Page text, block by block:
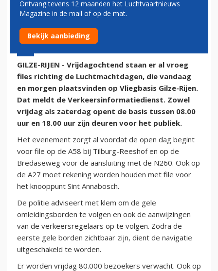
ZORGEN AL VOOR FILES
20 juni 2014 - 10:33 | Door:
GILZE-RIJEN - Vrijdagochtend staan er al vroeg
files richting de Luchtmachtdagen, die vandaag
en morgen plaatsvinden op Vliegbasis Gilze-Rijen.
Dat meldt de Verkeersinformatiedienst. Zowel
vrijdag als zaterdag opent de basis tussen 08.00
uur en 18.00 uur zijn deuren voor het publiek.
Het evenement zorgt al voordat de open dag begint
voor file op de A58 bij Tilburg-Reeshof en op de
Bredaseweg voor de aansluiting met de N260. Ook op
de A27 moet rekening worden houden met file voor
het knooppunt Sint Annabosch.
De politie adviseert met klem om de gele
omleidingsborden te volgen en ook de aanwijzingen
van de verkeersregelaars op te volgen. Zodra de
eerste gele borden zichtbaar zijn, dient de navigatie
uitgeschakeld te worden.
Er worden vrijdag 80.000 bezoekers verwacht. Ook op
Ontvang tevens 12 maanden het Luchtvaartnieuws
Magazine in de mail of op de mat.
Bekijk aanbieding